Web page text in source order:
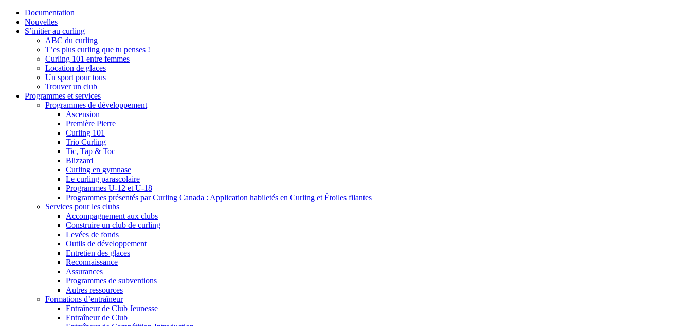
Documentation
Nouvelles
S’initier au curling
ABC du curling
T’es plus curling que tu penses !
Curling 101 entre femmes
Location de glaces
Un sport pour tous
Trouver un club
Programmes et services
Programmes de développement
Ascension
Première Pierre
Curling 101
Trio Curling
Tic, Tap & Toc
Blizzard
Curling en gymnase
Le curling parascolaire
Programmes U-12 et U-18
Programmes présentés par Curling Canada : Application habiletés en Curling et Étoiles filantes
Services pour les clubs
Accompagnement aux clubs
Construire un club de curling
Levées de fonds
Outils de développement
Entretien des glaces
Reconnaissance
Assurances
Programmes de subventions
Autres ressources
Formations d’entraîneur
Entraîneur de Club Jeunesse
Entraîneur de Club